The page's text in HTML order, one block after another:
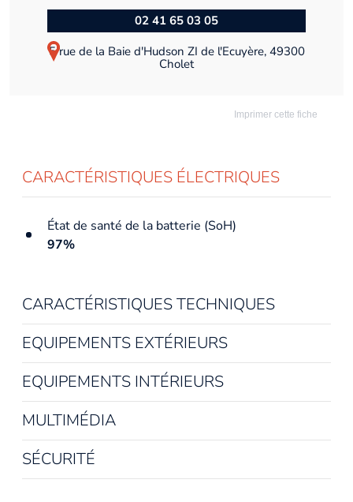
02 41 65 03 05
5 rue de la Baie d'Hudson ZI de l'Ecuyère, 49300
Cholet
Imprimer cette fiche
CARACTÉRISTIQUES ÉLECTRIQUES
État de santé de la batterie (SoH)
97%
CARACTÉRISTIQUES TECHNIQUES
Année du véhicule
2022
Date de mise en circulation
12/04/2022
Couleur(s)
Onyx black
EQUIPEMENTS EXTÉRIEURS
EQUIPEMENTS INTÉRIEURS
MULTIMÉDIA
SÉCURITÉ